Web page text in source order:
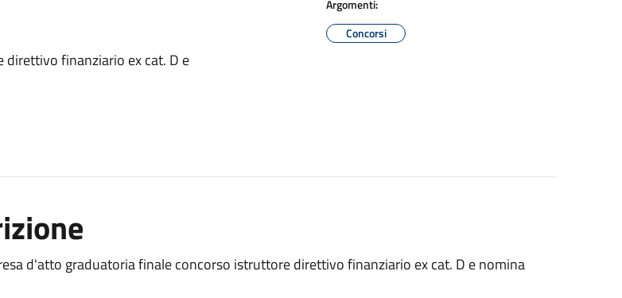
finanziario ex cat. D e
Argomenti:
Concorsi
d'atto graduatoria finale concorso istruttore direttivo finanziario ex cat. D e nomina